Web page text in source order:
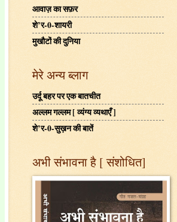
आवाज़ का सफ़र
शे’र-0-शायरी
मुखौटों की दुनिया
मेरे अन्य ब्लाग
उर्दू बहर पर एक बातचीत
अल्लम गल्लम [ व्यंग्य व्यथाएँ ]
शे’र-0-सुख़न की बातें
अभी संभावना है [ संशोधित]